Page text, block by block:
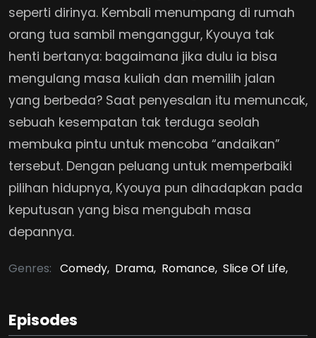
seperti dirinya. Kembali menumpang di rumah
orang tua sambil menganggur, Kyouya tak
henti bertanya: bagaimana jika dulu ia bisa
mengulang masa kuliah dan memilih jalan
yang berbeda? Saat penyesalan itu memuncak,
sebuah kesempatan tak terduga seolah
membuka pintu untuk mencoba “andaikan”
tersebut. Dengan peluang untuk memperbaiki
pilihan hidupnya, Kyouya pun dihadapkan pada
keputusan yang bisa mengubah masa
depannya.
Genres: Comedy, Drama, Romance, Slice Of Life,
Episodes